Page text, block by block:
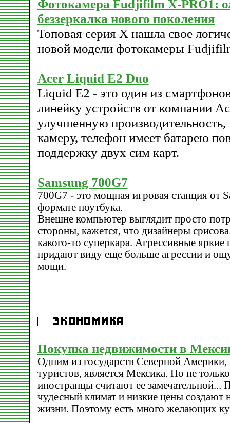
Фотокамера Fudjifilm X-PRO1:
беззеркалка нового поколения
Топовая серия X нашла свое
новой модели фотокамеры
Acer Liquid E2 Duo
Liquid E2 - это один из
линейку устройств от компании
улучшенную
камеру, телефон имеет батарею
поддержку двух сим карт.
Samsung 700G7
700G7 - это мощная игровая станция от
формате ноутбука.
Внешне компьютер выглядит просто
стороны, кажется, что дизайнеры
какого-то суперкара. Агрессивные яркие
придают виду еще больше агрессии и
мощи.
Покупка недвижимости в
Одним из государств Северной Америки,
туристов, является Мексика. Но не
иностранцы считают ее замечательной...
чудесный климат и низкие цены создают
жизни. Поэтому есть много желающих